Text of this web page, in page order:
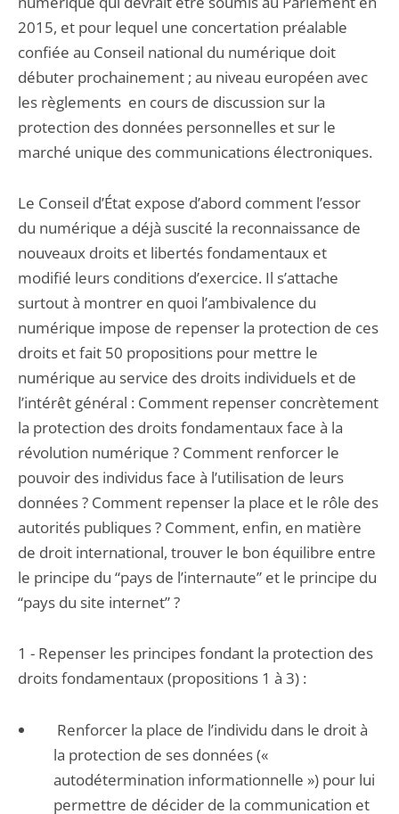
2015, et pour lequel une concertation préalable
confiée au Conseil national du numérique doit
débuter prochainement ; au niveau européen avec
les règlements en cours de discussion sur la
protection des données personnelles et sur le
marché unique des communications électroniques.
Le Conseil d’État expose d’abord comment l’essor
du numérique a déjà suscité la reconnaissance de
nouveaux droits et libertés fondamentaux et
modifié leurs conditions d’exercice. Il s’attache
surtout à montrer en quoi l’ambivalence du
numérique impose de repenser la protection de ces
droits et fait 50 propositions pour mettre le
numérique au service des droits individuels et de
l’intérêt général : Comment repenser concrètement
la protection des droits fondamentaux face à la
révolution numérique ? Comment renforcer le
pouvoir des individus face à l’utilisation de leurs
données ? Comment repenser la place et le rôle des
autorités publiques ? Comment, enfin, en matière
de droit international, trouver le bon équilibre entre
le principe du “pays de l’internaute” et le principe du
“pays du site internet” ?
1 - Repenser les principes fondant la protection des
droits fondamentaux (propositions 1 à 3) :
Renforcer la place de l’individu dans le droit à
la protection de ses données («
autodétermination informationnelle ») pour lui
permettre de décider de la communication et